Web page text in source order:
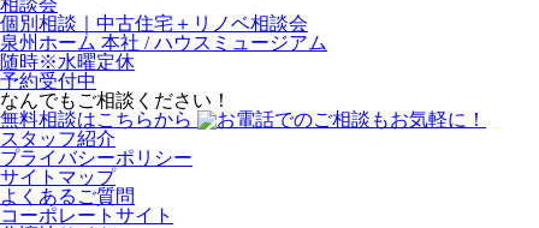
相談会
個別相談｜中古住宅＋リノベ相談会
泉州ホーム 本社 / ハウスミュージアム
随時※水曜定休
予約受付中
なんでもご相談ください！
無料相談はこちらから
スタッフ紹介
プライバシーポリシー
サイトマップ
よくあるご質問
コーポレートサイト